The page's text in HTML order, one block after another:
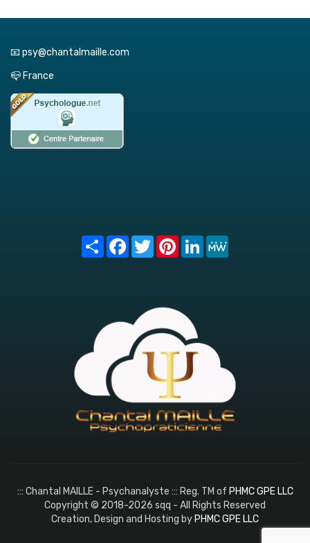
📧 psy@chantalmaille.com
📪 France
Share FacebookTwitterPinterest
LinkedIn
::: Chantal MAILLE - Psychanalyste ::: Reg. TM of PHMC GPE LLC
Copyright © 2018-2026 sqq - All Rights Reserved
Creation, Design and Hosting by PHMC GPE LLC